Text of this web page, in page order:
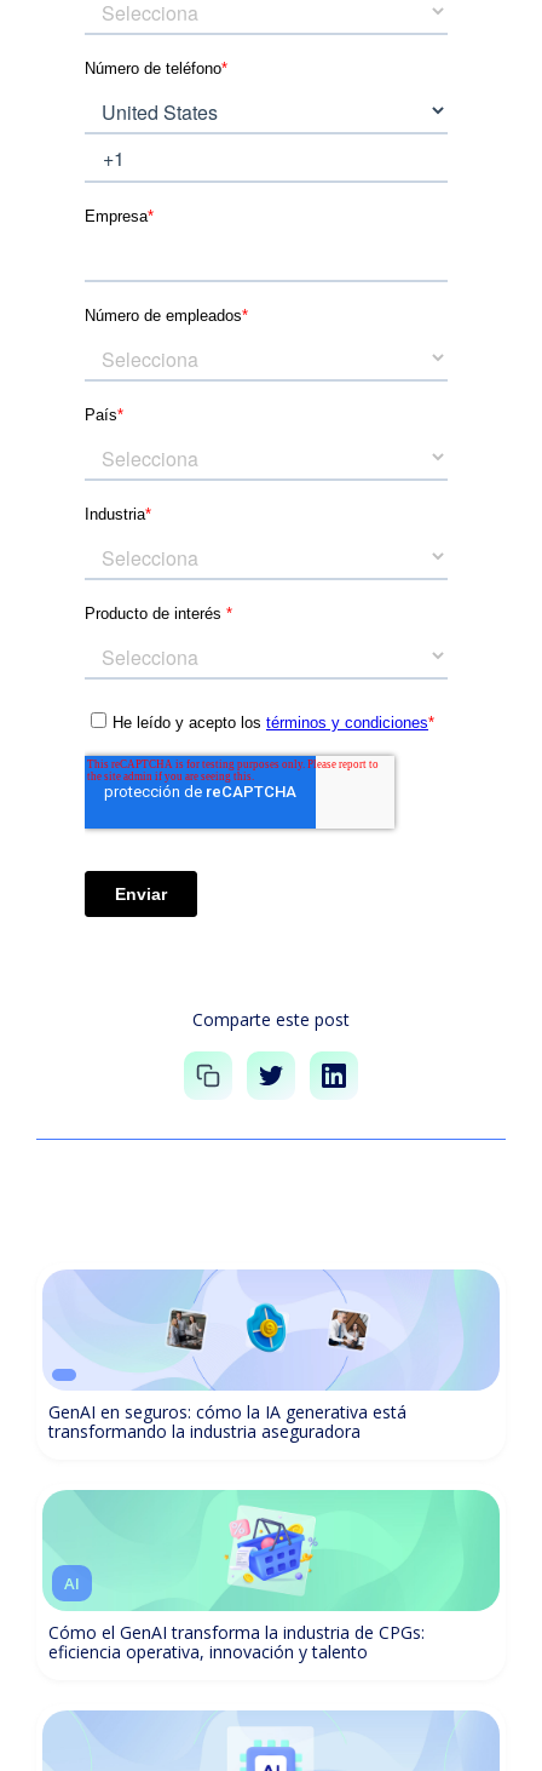
Comparte este post
GenAI en seguros: cómo la IA generativa está
transformando la industria aseguradora
AI
Cómo el GenAI transforma la industria de CPGs:
eficiencia operativa, innovación y talento